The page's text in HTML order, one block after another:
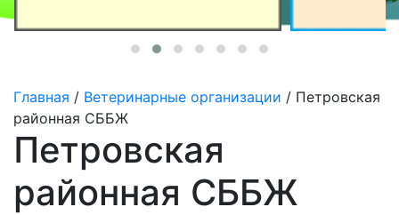
Главная / Ветеринарные организации / Петровская
районная СББЖ
Петровская
районная СББЖ